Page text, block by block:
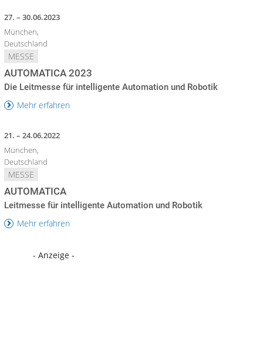
27. – 30.06.2023
München,
Deutschland
MESSE
AUTOMATICA 2023
Die Leitmesse für intelligente Automation und Robotik
Mehr erfahren
21. – 24.06.2022
München,
Deutschland
MESSE
AUTOMATICA
Leitmesse für intelligente Automation und Robotik
Mehr erfahren
- Anzeige -